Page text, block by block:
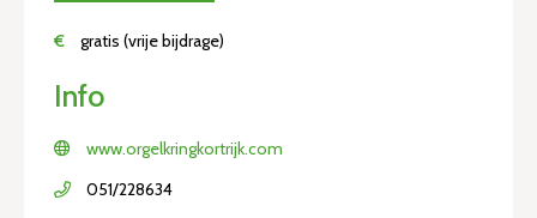
€ gratis (vrije bijdrage)
Info
www.orgelkringkortrijk.com
051/228634